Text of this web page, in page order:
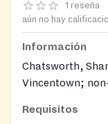
1 reseña
aún no hay
Información
Chatsworth,
Vincentown;
Requisitos